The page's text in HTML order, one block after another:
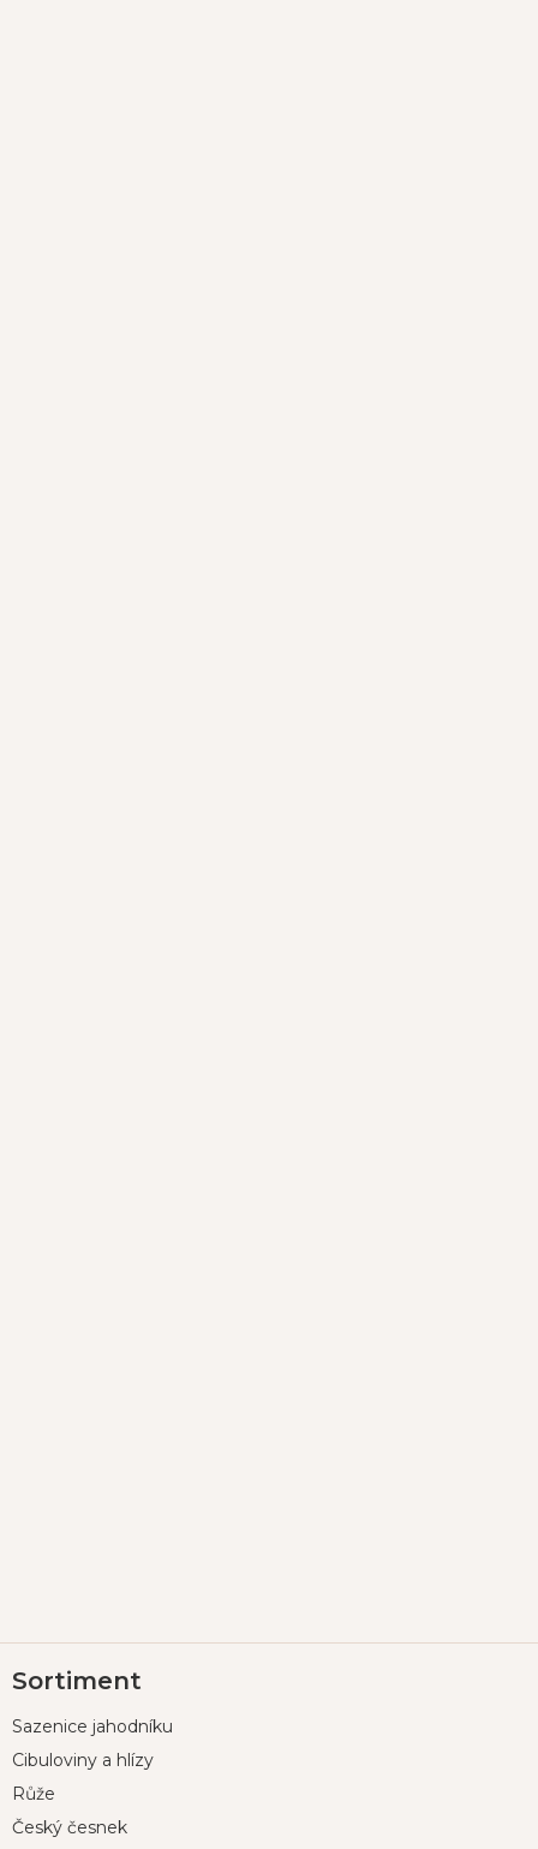
á
a
Sortiment
Sazenice jahodníku
Cibuloviny a hlízy
Růže
Český česnek